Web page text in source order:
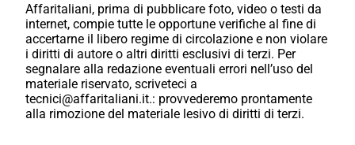
Affaritaliani, prima di pubblicare foto, video o testi da
internet, compie tutte le opportune verifiche al fine di
accertarne il libero regime di circolazione e non violare
i diritti di autore o altri diritti esclusivi di terzi. Per
segnalare alla redazione eventuali errori nell’uso del
materiale riservato, scriveteci a
tecnici@affaritaliani.it.: provvederemo prontamente
alla rimozione del materiale lesivo di diritti di terzi.